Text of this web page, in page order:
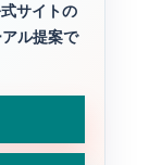
サイトの
ル提案で